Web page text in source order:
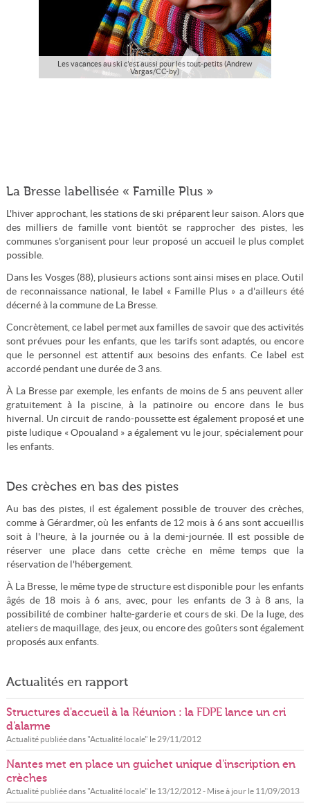
Les vacances au ski c'est aussi pour les tout-petits (Andrew
Vargas/CC-by)
La Bresse labellisée « Famille Plus »
L'hiver approchant, les stations de ski préparent leur saison. Alors que
des milliers de famille vont bientôt se rapprocher des pistes, les
communes s'organisent pour leur proposé un accueil le plus complet
possible.
Dans les Vosges (88), plusieurs actions sont ainsi mises en place. Outil
de reconnaissance national, le label « Famille Plus » a d'ailleurs été
décerné à la commune de La Bresse.
Concrètement, ce label permet aux familles de savoir que des activités
sont prévues pour les enfants, que les tarifs sont adaptés, ou encore
que le personnel est attentif aux besoins des enfants. Ce label est
accordé pendant une durée de 3 ans.
À La Bresse par exemple, les enfants de moins de 5 ans peuvent aller
gratuitement à la piscine, à la patinoire ou encore dans le bus
hivernal. Un circuit de rando-poussette est également proposé et une
piste ludique « Opoualand » a également vu le jour, spécialement pour
les enfants.
Des crèches en bas des pistes
Au bas des pistes, il est également possible de trouver des crèches,
comme à Gérardmer, où les enfants de 12 mois à 6 ans sont accueillis
soit à l'heure, à la journée ou à la demi-journée. Il est possible de
réserver une place dans cette crèche en même temps que la
réservation de l'hébergement.
À La Bresse, le même type de structure est disponible pour les enfants
âgés de 18 mois à 6 ans, avec, pour les enfants de 3 à 8 ans, la
possibilité de combiner halte-garderie et cours de ski. De la luge, des
ateliers de maquillage, des jeux, ou encore des goûters sont également
proposés aux enfants.
Actualités en rapport
Structures d'accueil à la Réunion : la FDPE lance un cri
d'alarme
Actualité publiée dans "Actualité locale" le 29/11/2012
Nantes met en place un guichet unique d'inscription en
crèches
Actualité publiée dans "Actualité locale" le 13/12/2012 - Mise à jour le 11/09/2013